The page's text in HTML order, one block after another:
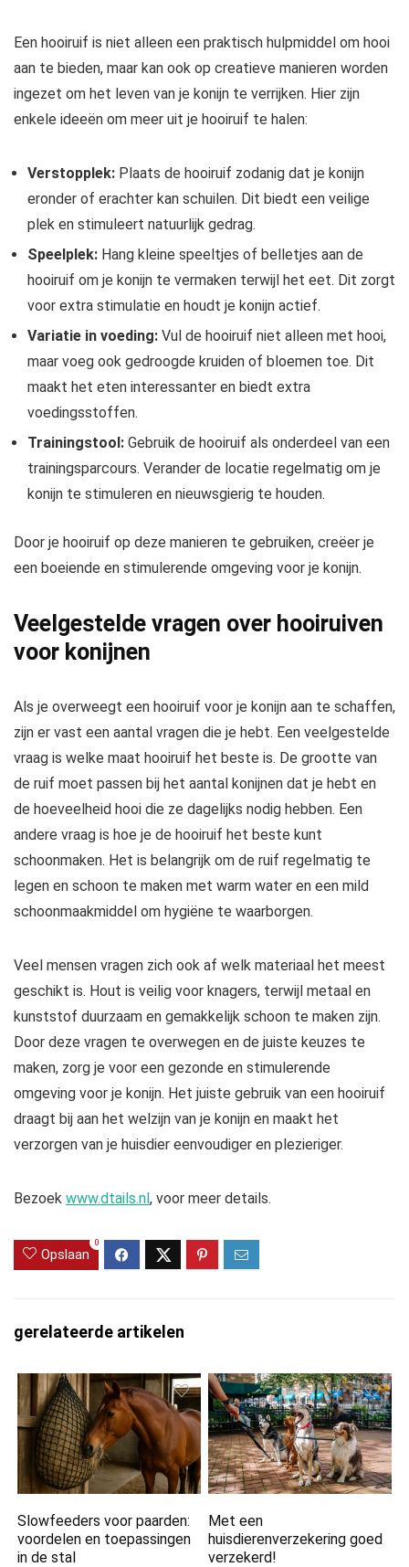
Een hooiruif is niet alleen een praktisch hulpmiddel om hooi
aan te bieden, maar kan ook op creatieve manieren worden
ingezet om het leven van je konijn te verrijken. Hier zijn
enkele ideeën om meer uit je hooiruif te halen:
Verstopplek: Plaats de hooiruif zodanig dat je konijn
eronder of erachter kan schuilen. Dit biedt een veilige
plek en stimuleert natuurlijk gedrag.
Speelplek: Hang kleine speeltjes of belletjes aan de
hooiruif om je konijn te vermaken terwijl het eet. Dit zorgt
voor extra stimulatie en houdt je konijn actief.
Variatie in voeding: Vul de hooiruif niet alleen met hooi,
maar voeg ook gedroogde kruiden of bloemen toe. Dit
maakt het eten interessanter en biedt extra
voedingsstoffen.
Trainingstool: Gebruik de hooiruif als onderdeel van een
trainingsparcours. Verander de locatie regelmatig om je
konijn te stimuleren en nieuwsgierig te houden.
Door je hooiruif op deze manieren te gebruiken, creëer je
een boeiende en stimulerende omgeving voor je konijn.
Veelgestelde vragen over hooiruiven
voor konijnen
Als je overweegt een hooiruif voor je konijn aan te schaffen,
zijn er vast een aantal vragen die je hebt. Een veelgestelde
vraag is welke maat hooiruif het beste is. De grootte van
de ruif moet passen bij het aantal konijnen dat je hebt en
de hoeveelheid hooi die ze dagelijks nodig hebben. Een
andere vraag is hoe je de hooiruif het beste kunt
schoonmaken. Het is belangrijk om de ruif regelmatig te
legen en schoon te maken met warm water en een mild
schoonmaakmiddel om hygiëne te waarborgen.
Veel mensen vragen zich ook af welk materiaal het meest
geschikt is. Hout is veilig voor knagers, terwijl metaal en
kunststof duurzaam en gemakkelijk schoon te maken zijn.
Door deze vragen te overwegen en de juiste keuzes te
maken, zorg je voor een gezonde en stimulerende
omgeving voor je konijn. Het juiste gebruik van een hooiruif
draagt bij aan het welzijn van je konijn en maakt het
verzorgen van je huisdier eenvoudiger en plezieriger.
Bezoek www.dtails.nl , voor meer details.
Opslaan
0
gerelateerde artikelen
Slowfeeders voor paarden:
voordelen en toepassingen
in de stal
Met een
huisdierenverzekering goed
verzekerd!